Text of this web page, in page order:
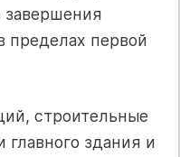
завершения
пределах первой
строительные
главного здания и